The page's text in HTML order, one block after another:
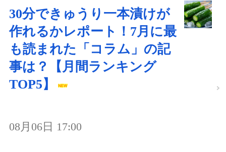
30分できゅうり一本漬けが
作れるかレポート！7月に最
も読まれた「コラム」の記
事は？【月間ランキング
TOP5】
08月06日 17:00